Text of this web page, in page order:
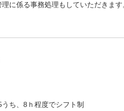
に係る事務処理もしていただきます
ち、8ｈ程度でシフト制